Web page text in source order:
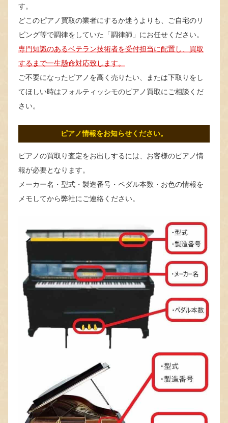
す。
どこのピアノ買取の業者にするか迷うよりも、ご自宅のリ
ビング等で調律をしていた「調律師」にお任せください。
専門知識のあるベテラン技術者を受付担当に配置し、買取
するまで一生懸命対応致します。
ご不要になったピアノを高く売りたい、または下取りをし
てほしい時はフォルティッシモのピアノ買取にご相談くだ
さい。
ピアノ情報をお知らせください。
ピアノの買取り査定をお出しするには、お客様のピアノ情
報が必要となります。
メーカー名・型式・製造番号・ペダル本数・お色の情報を
メモしてから弊社にご連絡ください。